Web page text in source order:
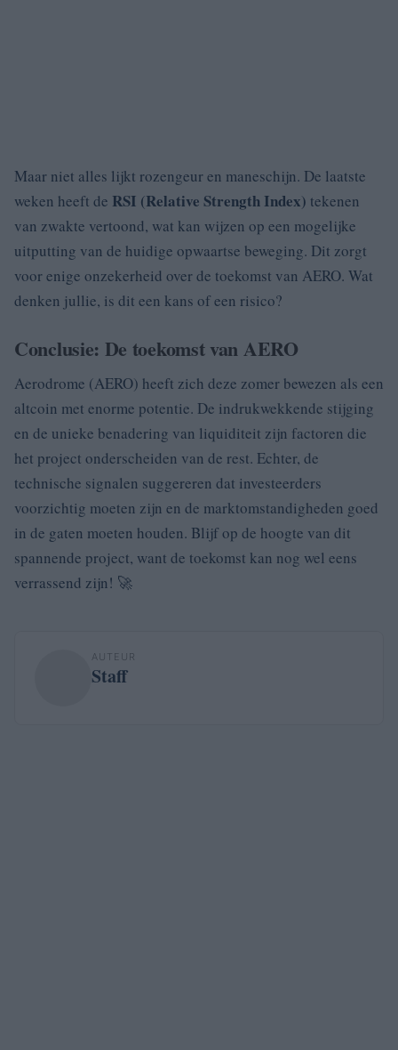
Maar niet alles lijkt rozengeur en maneschijn. De laatste
weken heeft de RSI (Relative Strength Index) tekenen
van zwakte vertoond, wat kan wijzen op een mogelijke
uitputting van de huidige opwaartse beweging. Dit zorgt
voor enige onzekerheid over de toekomst van AERO. Wat
denken jullie, is dit een kans of een risico?
Conclusie: De toekomst van AERO
Aerodrome (AERO) heeft zich deze zomer bewezen als een
altcoin met enorme potentie. De indrukwekkende stijging
en de unieke benadering van liquiditeit zijn factoren die
het project onderscheiden van de rest. Echter, de
technische signalen suggereren dat investeerders
voorzichtig moeten zijn en de marktomstandigheden goed
in de gaten moeten houden. Blijf op de hoogte van dit
spannende project, want de toekomst kan nog wel eens
verrassend zijn! 🚀
AUTEUR
Staff